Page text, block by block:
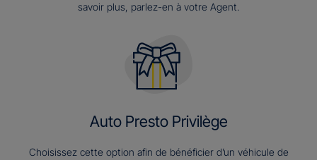
savoir plus, parlez-en à votre Agent.
Auto Presto Privilège
Choisissez cette option afin de bénéficier d’un véhicule de